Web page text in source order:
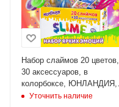
Набор слаймов 20 цветов,
30 аксессуаров, в
колорбоксе, ЮНЛАНДИЯ,
663775
Уточнить наличие